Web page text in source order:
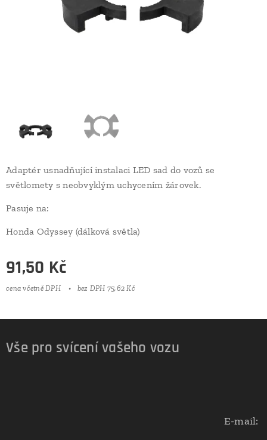
Adaptér usnadňující instalaci LED sad do vozů se
světlomety s neobvyklým uchycením žárovek.
Pasuje na:
Honda Odyssey (dálková světla)
91,50 Kč
cena včetně DPH bez DPH 75,62 Kč
Vše pro svícení vašeho vozu
E-mail: